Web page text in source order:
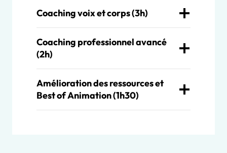
Coaching voix et corps (3h)
Coaching professionnel avancé
(2h)
Amélioration des ressources et
Best of Animation (1h30)